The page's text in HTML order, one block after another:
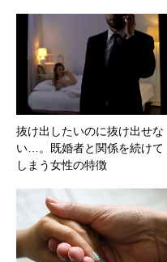
抜け出したいのに抜け出せな
い…。既婚者と関係を続けて
しまう女性の特徴